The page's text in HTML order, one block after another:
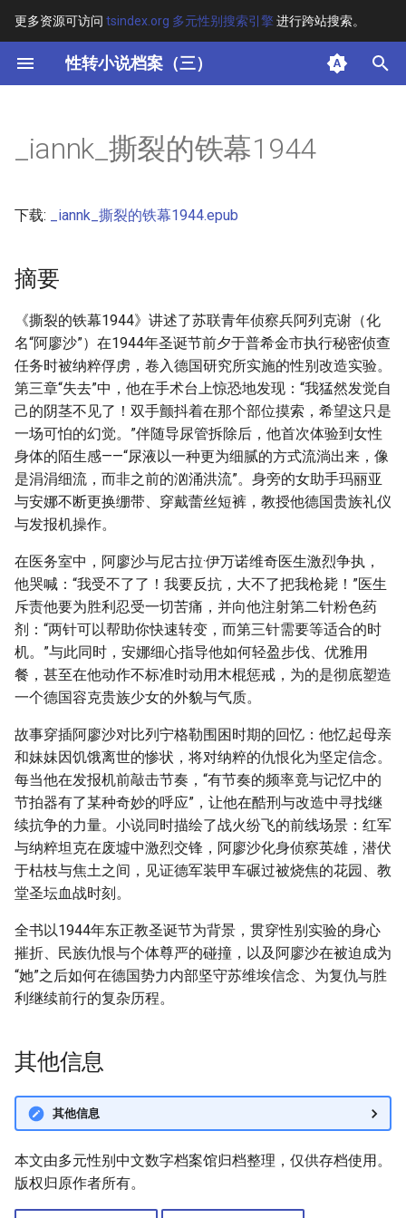
更多资源可访问 tsindex.org 多元性别搜索引擎 进行跨站搜索。
性转小说档案（三）
键
开
搜
_iannk_撕裂的铁幕1944
下载: _iannk_撕裂的铁幕1944.epub
摘要
《撕裂的铁幕1944》讲述了苏联青年侦察兵阿列克谢（化
名“阿廖沙”）在1944年圣诞节前夕于普希金市执行秘密侦查
任务时被纳粹俘虏，卷入德国研究所实施的性别改造实验。
第三章“失去”中，他在手术台上惊恐地发现：“我猛然发觉自
己的阴茎不见了！双手颤抖着在那个部位摸索，希望这只是
一场可怕的幻觉。”伴随导尿管拆除后，他首次体验到女性
身体的陌生感——“尿液以一种更为细腻的方式流淌出来，像
是涓涓细流，而非之前的汹涌洪流”。身旁的女助手玛丽亚
与安娜不断更换绷带、穿戴蕾丝短裤，教授他德国贵族礼仪
与发报机操作。
在医务室中，阿廖沙与尼古拉·伊万诺维奇医生激烈争执，
他哭喊：“我受不了了！我要反抗，大不了把我枪毙！”医生
斥责他要为胜利忍受一切苦痛，并向他注射第二针粉色药
剂：“两针可以帮助你快速转变，而第三针需要等适合的时
机。”与此同时，安娜细心指导他如何轻盈步伐、优雅用
餐，甚至在他动作不标准时动用木棍惩戒，为的是彻底塑造
一个德国容克贵族少女的外貌与气质。
故事穿插阿廖沙对比列宁格勒围困时期的回忆：他忆起母亲
和妹妹因饥饿离世的惨状，将对纳粹的仇恨化为坚定信念。
每当他在发报机前敲击节奏，“有节奏的频率竟与记忆中的
节拍器有了某种奇妙的呼应”，让他在酷刑与改造中寻找继
续抗争的力量。小说同时描绘了战火纷飞的前线场景：红军
与纳粹坦克在废墟中激烈交锋，阿廖沙化身侦察英雄，潜伏
于枯枝与焦土之间，见证德军装甲车碾过被烧焦的花园、教
堂圣坛血战时刻。
全书以1944年东正教圣诞节为背景，贯穿性别实验的身心
摧折、民族仇恨与个体尊严的碰撞，以及阿廖沙在被迫成为
“她”之后如何在德国势力内部坚守苏维埃信念、为复仇与胜
利继续前行的复杂历程。
其他信息
其他信息
本文由多元性别中文数字档案馆归档整理，仅供存档使用。
版权归原作者所有。